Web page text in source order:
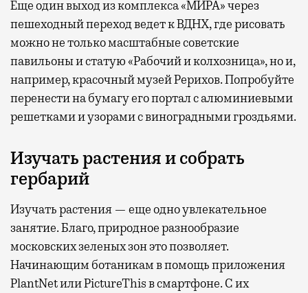
Еще один выход из комплекса «МИРА» через
пешеходный переход ведет к ВДНХ, где рисовать
можно не только масштабные советские
павильоны и статую «Рабочий и колхозница», но и,
например, красочный музей Рерихов. Попробуйте
перенести на бумагу его портал с алюминиевыми
решетками и узорами с виноградными гроздьями.
Изучать растения и собрать
гербарий
Изучать растения — еще одно увлекательное
занятие. Благо, природное разнообразие
московских зеленых зон это позволяет.
Начинающим ботаникам в помощь приложения
PlantNet или PictureThis в смартфоне. С их